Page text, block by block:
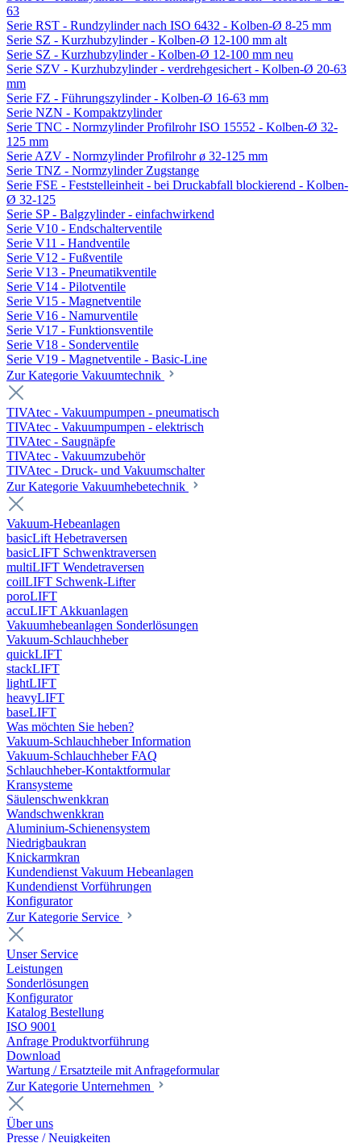
63
Serie RST - Rundzylinder nach ISO 6432 - Kolben-Ø 8-25 mm
Serie SZ - Kurzhubzylinder - Kolben-Ø 12-100 mm alt
Serie SZ - Kurzhubzylinder - Kolben-Ø 12-100 mm neu
Serie SZV - Kurzhubzylinder - verdrehgesichert - Kolben-Ø 20-63
mm
Serie FZ - Führungszylinder - Kolben-Ø 16-63 mm
Serie NZN - Kompaktzylinder
Serie TNC - Normzylinder Profilrohr ISO 15552 - Kolben-Ø 32-
125 mm
Serie AZV - Normzylinder Profilrohr ø 32-125 mm
Serie TNZ - Normzylinder Zugstange
Serie FSE - Feststelleinheit - bei Druckabfall blockierend - Kolben-
Ø 32-125
Serie SP - Balgzylinder - einfachwirkend
Serie V10 - Endschalterventile
Serie V11 - Handventile
Serie V12 - Fußventile
Serie V13 - Pneumatikventile
Serie V14 - Pilotventile
Serie V15 - Magnetventile
Serie V16 - Namurventile
Serie V17 - Funktionsventile
Serie V18 - Sonderventile
Serie V19 - Magnetventile - Basic-Line
Zur Kategorie Vakuumtechnik
TIVAtec - Vakuumpumpen - pneumatisch
TIVAtec - Vakuumpumpen - elektrisch
TIVAtec - Saugnäpfe
TIVAtec - Vakuumzubehör
TIVAtec - Druck- und Vakuumschalter
Zur Kategorie Vakuumhebetechnik
Vakuum-Hebeanlagen
basicLift Hebetraversen
basicLIFT Schwenktraversen
multiLIFT Wendetraversen
coilLIFT Schwenk-Lifter
poroLIFT
accuLIFT Akkuanlagen
Vakuumhebeanlagen Sonderlösungen
Vakuum-Schlauchheber
quickLIFT
stackLIFT
lightLIFT
heavyLIFT
baseLIFT
Was möchten Sie heben?
Vakuum-Schlauchheber Information
Vakuum-Schlauchheber FAQ
Schlauchheber-Kontaktformular
Kransysteme
Säulenschwenkkran
Wandschwenkkran
Aluminium-Schienensystem
Niedrigbaukran
Knickarmkran
Kundendienst Vakuum Hebeanlagen
Kundendienst Vorführungen
Konfigurator
Zur Kategorie Service
Unser Service
Leistungen
Sonderlösungen
Konfigurator
Katalog Bestellung
ISO 9001
Anfrage Produktvorführung
Download
Wartung / Ersatzteile mit Anfrageformular
Zur Kategorie Unternehmen
Über uns
Presse / Neuigkeiten